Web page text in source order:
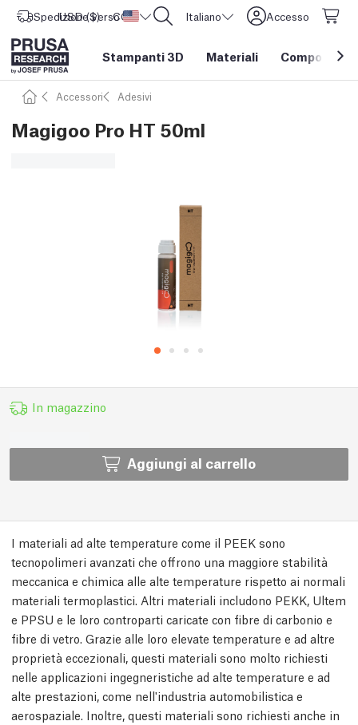
Spedizione verso Stati Uniti d'America
USD ($) CORE One L: Ora disponibile! Italiano Accesso
Stampanti 3D Materiali Componenti
Accessori Adesivi
Magigoo Pro HT 50ml
In magazzino
Aggiungi al carrello
I materiali ad alte temperature come il PEEK sono
tecnopolimeri avanzati che offrono una maggiore stabilità
meccanica e chimica alle alte temperature rispetto ai normali
materiali termoplastici. Altri materiali includono PEKK, Ultem
e PPSU e le loro controparti caricate con fibre di carbonio e
fibre di vetro. Grazie alle loro elevate temperature e ad altre
proprietà eccezionali, questi materiali sono molto richiesti
nelle applicazioni ingegneristiche ad alte temperature e ad
alte prestazioni, come nell'industria automobilistica e
aerospaziale. Inoltre, questi materiali sono richiesti anche in